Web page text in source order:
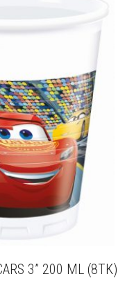
3” 200 ML (8TK)